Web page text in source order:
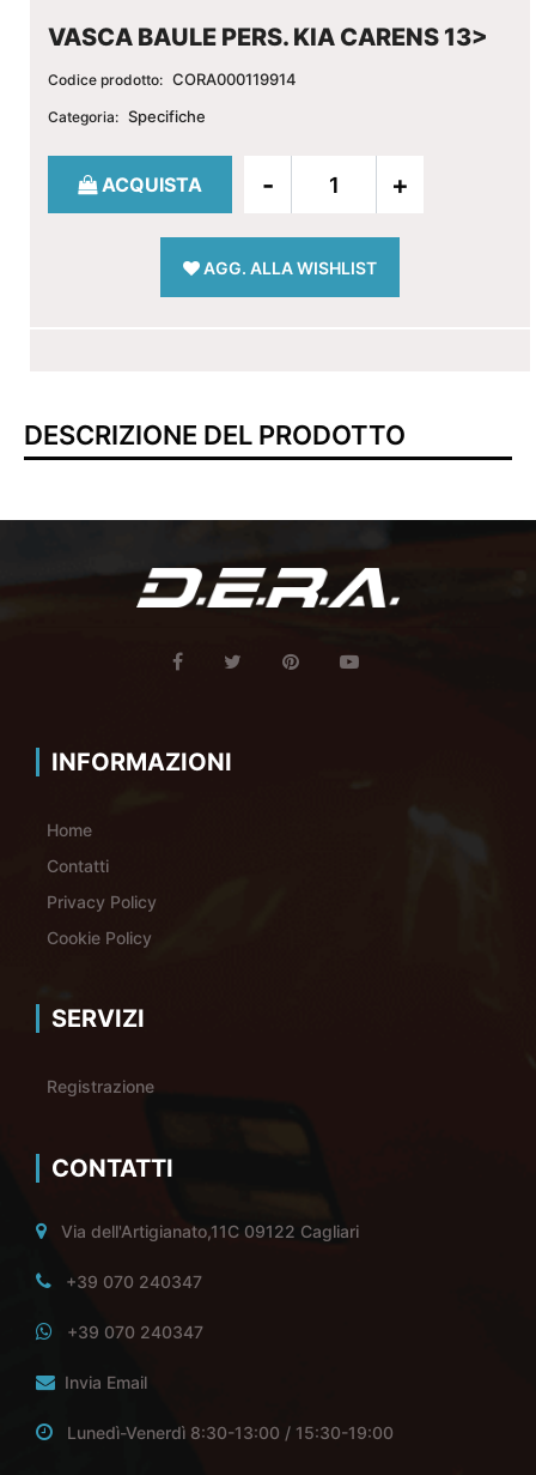
VASCA BAULE PERS. KIA CARENS 13>
Codice prodotto: CORA000119914
Categoria: Specifiche
Quantità
ACQUISTA
AGG. ALLA WISHLIST
DESCRIZIONE DEL PRODOTTO
INFORMAZIONI
Home
Contatti
Privacy Policy
Cookie Policy
SERVIZI
Registrazione
CONTATTI
Via dell'Artigianato,11C 09122 Cagliari
+39 070 240347
+39 070 240347
Invia Email
Lunedì-Venerdì 8:30-13:00 / 15:30-19:00